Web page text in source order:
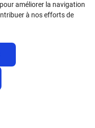
améliorer la navigation
à nos efforts de